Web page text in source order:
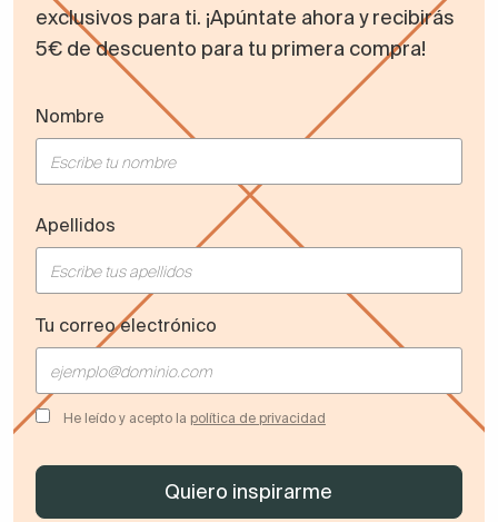
exclusivos para ti. ¡Apúntate ahora y recibirás
5€ de descuento para tu primera compra!
Nombre
Apellidos
Tu correo electrónico
He leído y acepto la política de privacidad